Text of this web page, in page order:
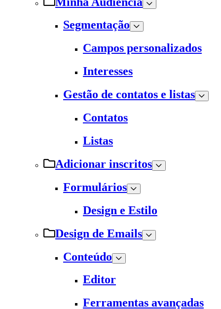
Segmentação
Campos personalizados
Interesses
Gestão de contatos e listas
Contatos
Listas
Adicionar inscritos
Formulários
Design e Estilo
Design de Emails
Conteúdo
Editor
Ferramentas avançadas